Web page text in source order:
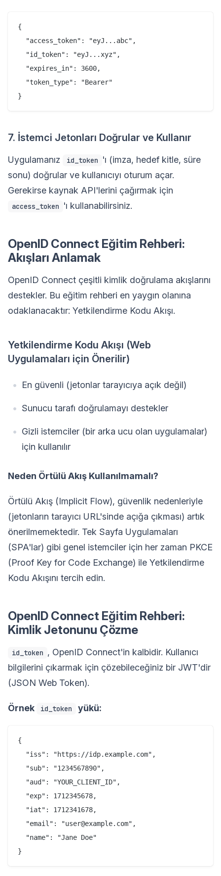
{
  "access_token": "eyJ...abc",
  "id_token": "eyJ...xyz",
  "expires_in": 3600,
  "token_type": "Bearer"
7. İstemci Jetonları Doğrular ve Kullanır
Uygulamanız id_token
'ı (imza, hedef kitle, süre
sonu) doğrular ve kullanıcıyı oturum açar.
Gerekirse kaynak API'lerini çağırmak için
access_token 'ı kullanabilirsiniz.
OpenID Connect Eğitim Rehberi:
Akışları Anlamak
OpenID Connect çeşitli kimlik doğrulama akışlarını
destekler. Bu eğitim rehberi en yaygın olanına
odaklanacaktır: Yetkilendirme Kodu Akışı.
Yetkilendirme Kodu Akışı (Web
Uygulamaları için Önerilir)
En güvenli (jetonlar tarayıcıya açık değil)
Sunucu tarafı doğrulamayı destekler
Gizli istemciler (bir arka ucu olan uygulamalar)
için kullanılır
Neden Örtülü Akış Kullanılmamalı?
Örtülü Akış (Implicit Flow), güvenlik nedenleriyle
(jetonların tarayıcı URL'sinde açığa çıkması) artık
önerilmemektedir. Tek Sayfa Uygulamaları
(SPA'lar) gibi genel istemciler için her zaman PKCE
(Proof Key for Code Exchange) ile Yetkilendirme
Kodu Akışını tercih edin.
OpenID Connect Eğitim Rehberi:
Kimlik Jetonunu Çözme
id_token , OpenID Connect'in kalbidir. Kullanıcı
bilgilerini çıkarmak için çözebileceğiniz bir JWT'dir
(JSON Web Token).
Örnek id_token yükü:
{
  "iss": "https://idp.example.com",
  "sub": "1234567890",
  "aud": "YOUR_CLIENT_ID",
  "exp": 1712345678,
  "iat": 1712341678,
  "email": "user@example.com",
  "name": "Jane Doe"